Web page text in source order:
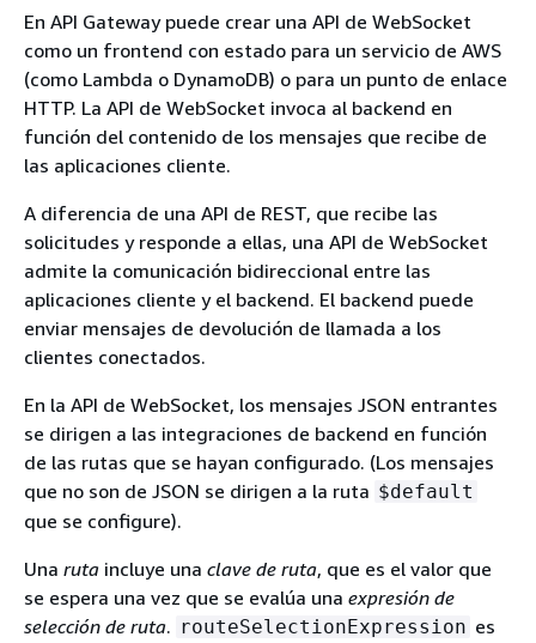
En API Gateway puede crear una API de WebSocket
como un frontend con estado para un servicio de AWS
(como Lambda o DynamoDB) o para un punto de enlace
HTTP. La API de WebSocket invoca al backend en
función del contenido de los mensajes que recibe de
las aplicaciones cliente.
A diferencia de una API de REST, que recibe las
solicitudes y responde a ellas, una API de WebSocket
admite la comunicación bidireccional entre las
aplicaciones cliente y el backend. El backend puede
enviar mensajes de devolución de llamada a los
clientes conectados.
En la API de WebSocket, los mensajes JSON entrantes
se dirigen a las integraciones de backend en función
de las rutas que se hayan configurado. (Los mensajes
que no son de JSON se dirigen a la ruta $default
que se configure).
Una ruta incluye una clave de ruta, que es el valor que
se espera una vez que se evalúa una expresión de
selección de ruta. routeSelectionExpression es